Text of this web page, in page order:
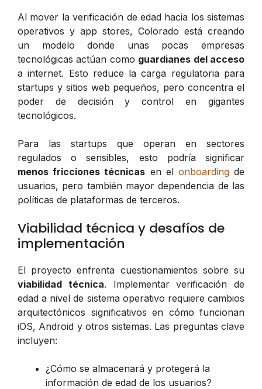
Al mover la verificación de edad hacia los sistemas
operativos y app stores, Colorado está creando
un modelo donde unas pocas empresas
tecnológicas actúan como guardianes del acceso
a internet. Esto reduce la carga regulatoria para
startups y sitios web pequeños, pero concentra el
poder de decisión y control en gigantes
tecnológicos.
Para las startups que operan en sectores
regulados o sensibles, esto podría significar
menos fricciones técnicas en el onboardingde
usuarios, pero también mayor dependencia de las
políticas de plataformas de terceros.
Viabilidad técnica y desafíos de
implementación
El proyecto enfrenta cuestionamientos sobre su
viabilidad técnica. Implementar verificación de
edad a nivel de sistema operativo requiere cambios
arquitectónicos significativos en cómo funcionan
iOS, Android y otros sistemas. Las preguntas clave
incluyen:
¿Cómo se almacenará y protegerá la
información de edad de los usuarios?